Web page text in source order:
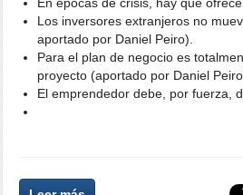
Los inversores extranjeros no
aportado por Daniel Peiro).
Para el plan de negocio es
proyecto (aportado por Daniel
El emprendedor debe, por fuerza,